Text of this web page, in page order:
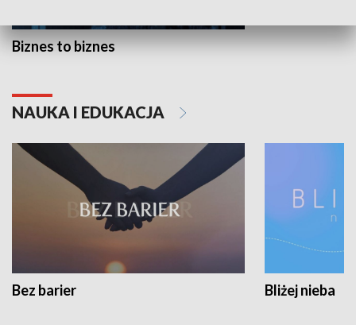
Biznes to biznes
NAUKA I EDUKACJA
Bez barier Bliżej nieba